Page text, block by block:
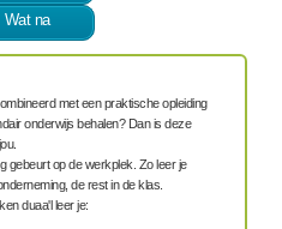
Wat na
met een praktische opleiding
onderwijs behalen? Dan is deze
gebeurt op de werkplek . Zo leer je
de rest in de klas.
duaa'l leer je: